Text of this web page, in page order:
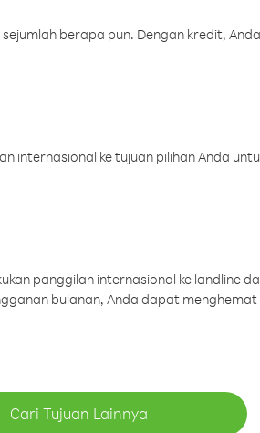
berapa pun. Dengan kredit,
internasional ke tujuan pilihan Anda
panggilan internasional ke landline
bulanan, Anda dapat
Cari Tujuan Lainnya